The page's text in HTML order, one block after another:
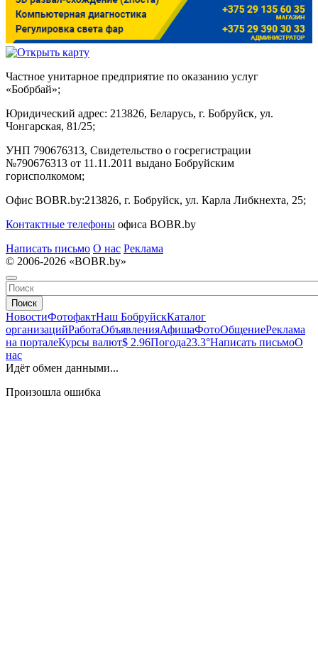
Частное унитарное предприятие по оказанию услуг
«Бобрбай»;
Юридический адрес: 213826, Беларусь, г. Бобруйск, ул.
Чонгарская, 81/25;
УНП 790676313, Свидетельство о госрегистрации
№790676313 от 11.11.2011 выдано Бобруйским
горисполкомом;
Офис BOBR.by:213826, г. Бобруйск, ул. Карла Либкнехта, 25;
Контактные телефоны офиса BOBR.by
Написать письмо О нас Реклама
© 2006-2026 «BOBR.by»
Поиск
НовостиФотофактНаш БобруйскКаталог
организацийРаботаОбъявленияАфишаФотоОбщениеРеклама
на порталеКурсы валют$ 2.96Погода23.3°Написать письмоО
нас
Идёт обмен данными...
Произошла ошибка